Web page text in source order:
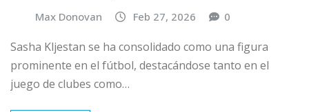
Max Donovan Feb 27, 2026 0
Sasha Kljestan se ha consolidado como una figura
prominente en el fútbol, destacándose tanto en el
juego de clubes como…